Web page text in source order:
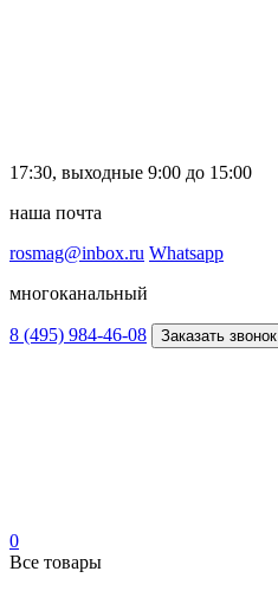
17:30, выходные 9:00 до 15:00
наша почта
rosmag@inbox.ru Whatsapp
многоканальный
8 (495) 984-46-08 Заказать звонок
0
Все товары